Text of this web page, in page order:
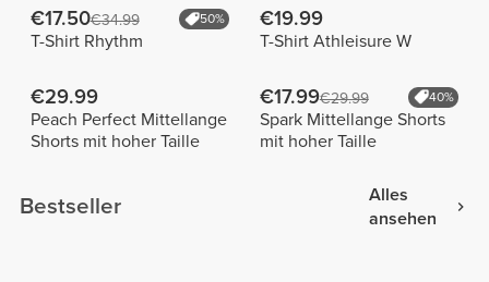
€17.50€34.99 50%
T-Shirt Rhythm
€19.99
T-Shirt Athleisure W
€29.99
Peach Perfect Mittellange
Shorts mit hoher Taille
€17.99€29.99 40%
Spark Mittellange Shorts
mit hoher Taille
Bestseller
Alles
ansehen